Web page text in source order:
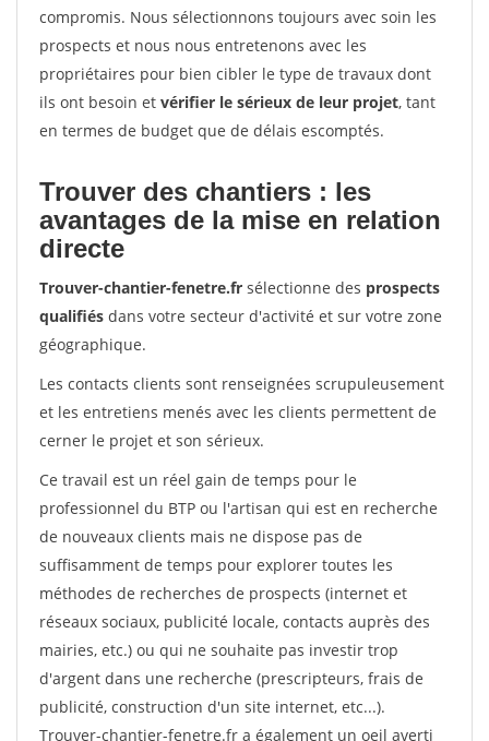
compromis. Nous sélectionnons toujours avec soin les
prospects et nous nous entretenons avec les
propriétaires pour bien cibler le type de travaux dont
ils ont besoin et vérifier le sérieux de leur projet, tant
en termes de budget que de délais escomptés.
Trouver des chantiers : les
avantages de la mise en relation
directe
Trouver-chantier-fenetre.fr sélectionne des prospects
qualifiés dans votre secteur d'activité et sur votre zone
géographique.
Les contacts clients sont renseignées scrupuleusement
et les entretiens menés avec les clients permettent de
cerner le projet et son sérieux.
Ce travail est un réel gain de temps pour le
professionnel du BTP ou l'artisan qui est en recherche
de nouveaux clients mais ne dispose pas de
suffisamment de temps pour explorer toutes les
méthodes de recherches de prospects (internet et
réseaux sociaux, publicité locale, contacts auprès des
mairies, etc.) ou qui ne souhaite pas investir trop
d'argent dans une recherche (prescripteurs, frais de
publicité, construction d'un site internet, etc...).
Trouver-chantier-fenetre.fr a également un oeil averti